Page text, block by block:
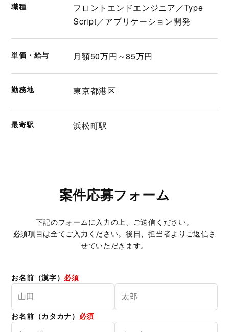
職種
フロントエンドエンジニア／Type
Script／アプリケーション開発
単価・給与 月額50万円～85万円
勤務地 東京都港区
最寄駅 浜松町駅
案件応募フォーム
下記のフォームに入力の上、ご送信ください。
必須項目は全てご入力ください。後日、担当者よりご返信さ
せていただきます。
お名前（漢字） 必須
お名前（カタカナ） 必須